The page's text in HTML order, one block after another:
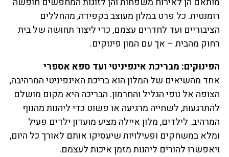
רומנטית. כל פרט במלון מעוצב בקפידה, מהחללים
הציבוריים ועד לחדרים עצמם, כדי ליצור תחושה של בית
רחוק מהבית – אך עם המון פינוקים.
הפינוקים: מבריכת אינפיניטי ועד ספא אספרי
אחד מהשיאים של המלון הוא בריכת האינפיניטי המרהיבה,
הצופה אל נופי הגליל והחרמון. הבריכה היא מקום מושלם
להתרגעות, לשחייה מרגיעה או פשוט כדי ליהנות מהנוף
המרהיב. לילדים, מלון איילה מציע מועדון ילדים פעיל
ומלא במשחקים ופעילויות שיעסיקו אותם לאורך כל היום,
ויאפשרו להורים ליהנות מזמן איכות לעצמם.